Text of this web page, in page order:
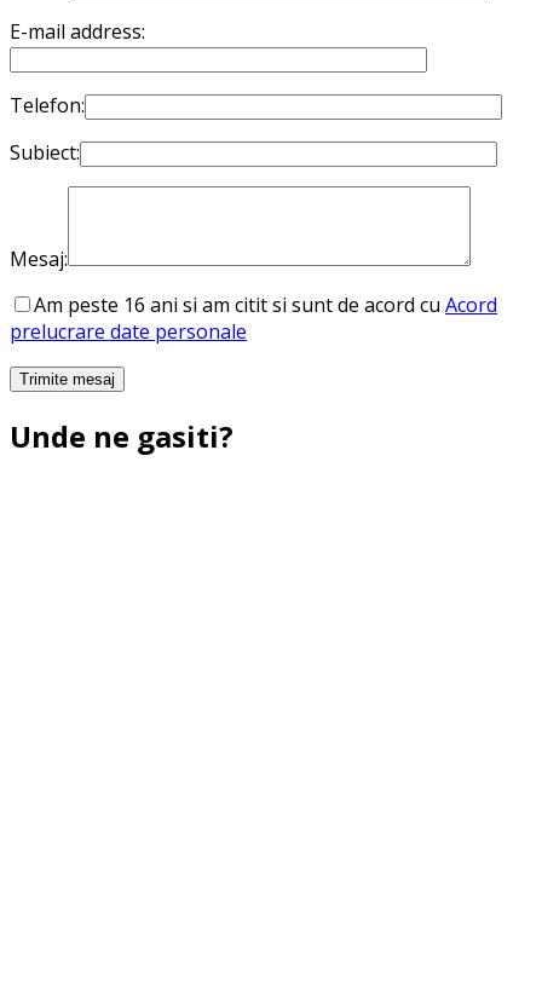
E-mail address:
Telefon:
Subiect:
Mesaj:
Am peste 16 ani si am citit si sunt de acord cu Acord
prelucrare date personale
Unde ne gasiti?